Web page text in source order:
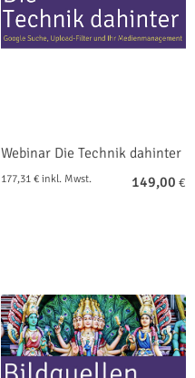
Webinar Die Technik dahinter
177,31 € inkl. Mwst. 149,00 €